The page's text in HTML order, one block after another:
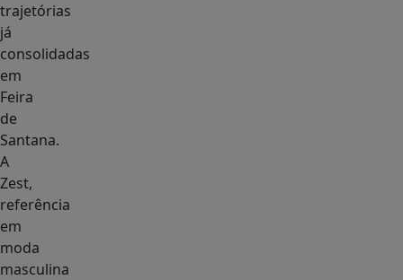
trajetórias
já
consolidadas
em
Feira
de
Santana.
A
Zest,
referência
em
moda
masculina